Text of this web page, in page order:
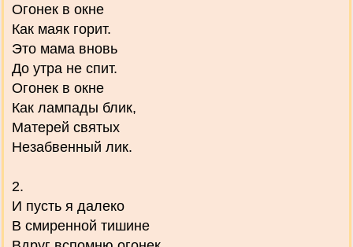
Огонек в окне
Как маяк горит.
Это мама вновь
До утра не спит.
Огонек в окне
Как лампады блик,
Матерей святых
Незабвенный лик.
2.
И пусть я далеко
В смиренной тишине